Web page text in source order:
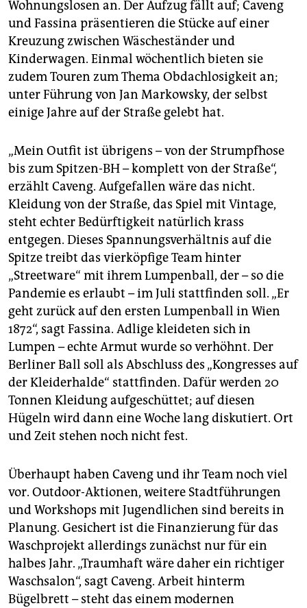
Wohnungslosen an. Der Aufzug fällt auf; Caveng
und Fassina präsentieren die Stücke auf einer
Kreuzung zwischen Wäscheständer und
Kinderwagen. Einmal wöchentlich bieten sie
zudem Touren zum Thema Obdachlosigkeit an;
unter Führung von Jan Markowsky, der selbst
einige Jahre auf der Straße gelebt hat.
„Mein Outfit ist übrigens – von der Strumpfhose
bis zum Spitzen-BH – komplett von der Straße“,
erzählt Caveng. Aufgefallen wäre das nicht.
Kleidung von der Straße, das Spiel mit Vintage,
steht echter Bedürftigkeit natürlich krass
entgegen. Dieses Spannungsverhältnis auf die
Spitze treibt das vierköpfige Team hinter
„Streetware“ mit ihrem Lumpenball, der – so die
Pandemie es erlaubt – im Juli stattfinden soll. „Er
geht zurück auf den ersten Lumpenball in Wien
1872“, sagt Fassina. Adlige kleideten sich in
Lumpen – echte Armut wurde so verhöhnt. Der
Berliner Ball soll als Abschluss des „Kongresses auf
der Kleiderhalde“ stattfinden. Dafür werden 20
Tonnen Kleidung aufgeschüttet; auf diesen
Hügeln wird dann eine Woche lang diskutiert. Ort
und Zeit stehen noch nicht fest.
Überhaupt haben Caveng und ihr Team noch viel
vor. Outdoor-Aktionen, weitere Stadtführungen
und Workshops mit Jugendlichen sind bereits in
Planung. Gesichert ist die Finanzierung für das
Waschprojekt allerdings zunächst nur für ein
halbes Jahr. „Traumhaft wäre daher ein richtiger
Waschsalon“, sagt Caveng. Arbeit hinterm
Bügelbrett – steht das einem modernen